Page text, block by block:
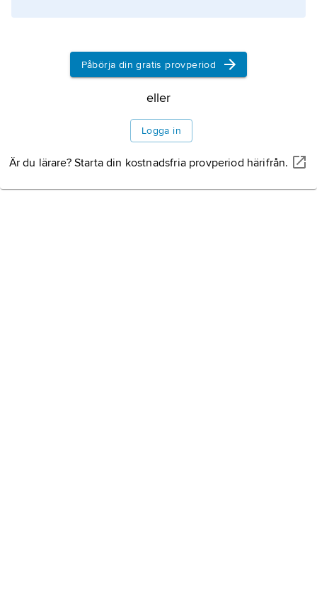
Information om artikeln
Påbörja din gratis provperiod
eller
Logga in
Är du lärare? Starta din kostnadsfria provperiod härifrån.